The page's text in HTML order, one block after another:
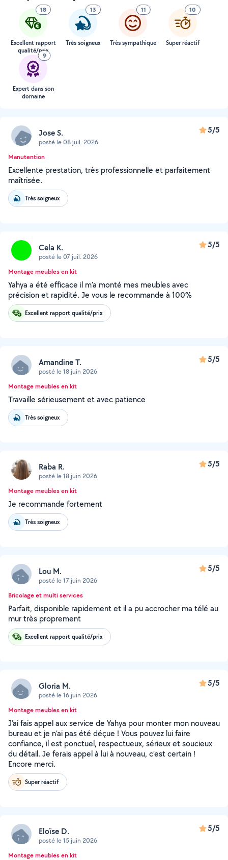
18
Excellent rapport
qualité/prix
13
Très soigneux
11
Très sympathique
10
Super réactif
9
Expert dans son
domaine
Jose S.
posté le 08 juil. 2026
5/5
Manutention
Excellente prestation, très professionnelle et parfaitement
maîtrisée.
Très soigneux
Cela K.
posté le 07 juil. 2026
5/5
Montage meubles en kit
Yahya a été efficace il m’a monté mes meubles avec
précision et rapidité. Je vous le recommande à 100%
Excellent rapport qualité/prix
Amandine T.
posté le 18 juin 2026
5/5
Montage meubles en kit
Travaille sérieusement et avec patience
Très soigneux
Raba R.
posté le 18 juin 2026
5/5
Montage meubles en kit
Je recommande fortement
Très soigneux
Lou M.
posté le 17 juin 2026
5/5
Bricolage et multi services
Parfait, disponible rapidement et il a pu accrocher ma télé au
mur très proprement
Excellent rapport qualité/prix
Gloria M.
posté le 16 juin 2026
5/5
Montage meubles en kit
J’ai fais appel aux service de Yahya pour monter mon nouveau
bureau et je n’ai pas été déçue ! Vous pouvez lui faire
confiance, il est ponctuel, respectueux, sérieux et soucieux
du détail. Je ferais appel à lui à nouveau, c’est certain !
Encore merci.
Super réactif
Eloïse D.
posté le 15 juin 2026
5/5
Montage meubles en kit